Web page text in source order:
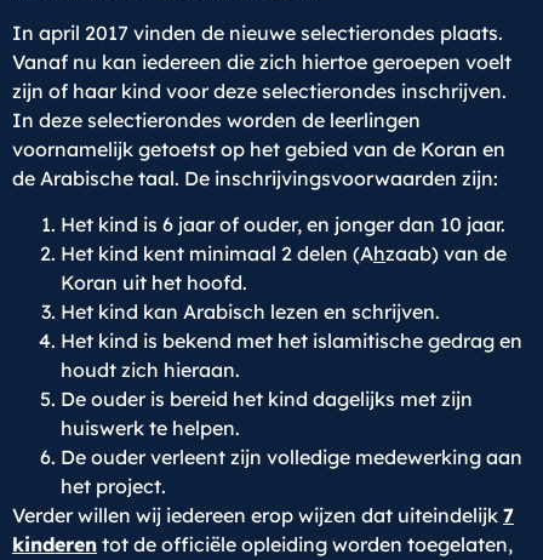
In april 2017 vinden de nieuwe selectierondes plaats.
Vanaf nu kan iedereen die zich hiertoe geroepen voelt
zijn of haar kind voor deze selectierondes inschrijven.
In deze selectierondes worden de leerlingen
voornamelijk getoetst op het gebied van de Koran en
de Arabische taal. De inschrijvingsvoorwaarden zijn:
Het kind is 6 jaar of ouder, en jonger dan 10 jaar.
Het kind kent minimaal 2 delen (Ahzaab) van de
Koran uit het hoofd.
Het kind kan Arabisch lezen en schrijven.
Het kind is bekend met het islamitische gedrag en
houdt zich hieraan.
De ouder is bereid het kind dagelijks met zijn
huiswerk te helpen.
De ouder verleent zijn volledige medewerking aan
het project.
Verder willen wij iedereen erop wijzen dat uiteindelijk 7
kinderen tot de officiële opleiding worden toegelaten,